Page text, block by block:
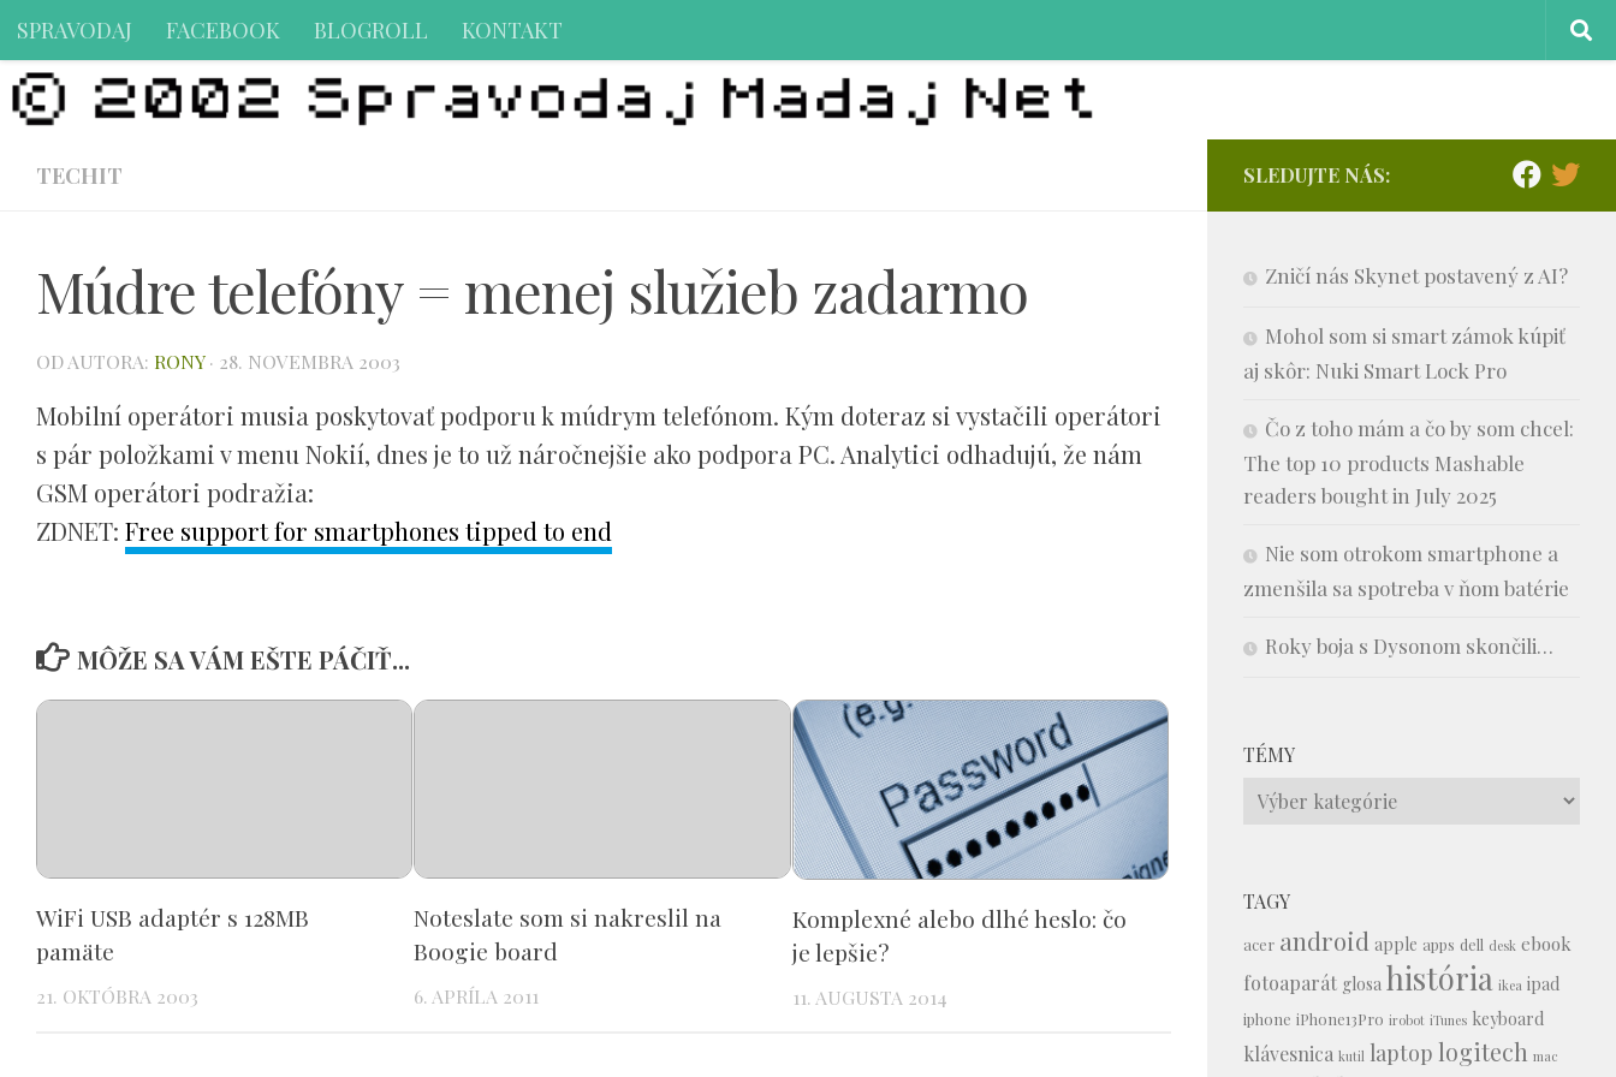
Preskočiť na obsah
SPRAVODAJ FACEBOOK BLOGROLL KONTAKT
TECHIT
Múdre telefóny = menej služieb zadarmo
OD AUTORA: RONY · 28. NOVEMBRA 2003
Mobilní operátori musia poskytovať podporu k múdrym telefónom. Kým doteraz si vystačili operátori
s pár položkami v menu Nokií, dnes je to už náročnejšie ako podpora PC. Analytici odhadujú, že nám
GSM operátori podražia:
ZDNET: Free support for smartphones tipped to end
MÔŽE SA VÁM EŠTE PÁČIŤ...
WiFi USB adaptér s 128MB
pamäte
21. OKTÓBRA 2003
Noteslate som si nakreslil na
Boogie board
6. APRÍLA 2011
Komplexné alebo dlhé heslo: čo
je lepšie?
11. AUGUSTA 2014
SLEDUJTE NÁS:
Zničí nás Skynet postavený z AI?
Mohol som si smart zámok kúpiť
aj skôr: Nuki Smart Lock Pro
Čo z toho mám a čo by som chcel:
The top 10 products Mashable
readers bought in July 2025
Nie som otrokom smartphone a
zmenšila sa spotreba v ňom batérie
Roky boja s Dysonom skončili…
TÉMY
Témy
TAGY
acer android apple apps dell desk ebook
fotoaparát glosa história ikea ipad
iphone iPhone13Pro irobot iTunes keyboard
klávesnica kutil laptop logitech mac